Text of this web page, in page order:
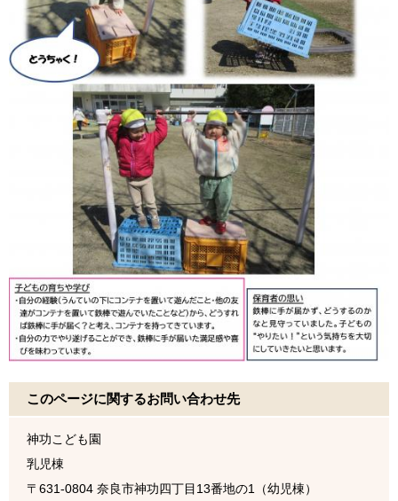
このページに関するお問い合わせ先
神功こども園
乳児棟
〒631-0804 奈良市神功四丁目13番地の1（幼児棟）